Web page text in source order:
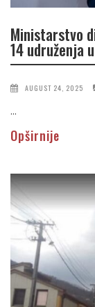
Ministarstvo
14 udruženja
AUGUST 24, 2025
...
Opširnije